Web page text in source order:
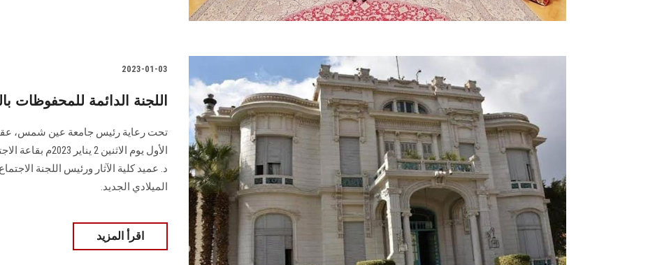
2023-01-03
اللجنة الدائمة للمحفوظات
تحت رعاية رئيس جامعة عين شمس،
الأول يوم
د. عميد كلية الآثار ورئيس اللجنة
الميلادي الجديد.
اقرأ المزيد